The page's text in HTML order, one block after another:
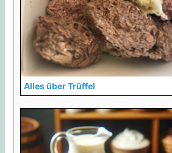
Alles über Trüffel